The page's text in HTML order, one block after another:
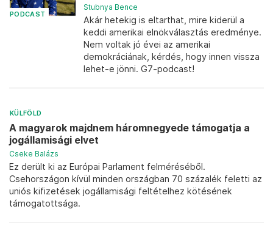
PODCAST
Stubnya Bence
Akár hetekig is eltarthat, mire kiderül a
keddi amerikai elnökválasztás eredménye.
Nem voltak jó évei az amerikai
demokráciának, kérdés, hogy innen vissza
lehet-e jönni. G7-podcast!
KÜLFÖLD
A magyarok majdnem háromnegyede támogatja a
jogállamisági elvet
Cseke Balázs
Ez derült ki az Európai Parlament felméréséből.
Csehországon kívül minden országban 70 százalék feletti az
uniós kifizetések jogállamisági feltételhez kötésének
támogatottsága.